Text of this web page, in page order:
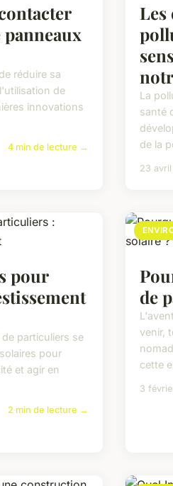
réduire sa
de
innovations
4 min de lecture →
Les
La
santé
de la
23
pour
particuliers se
pour
et agir en
2 min de lecture →
de
venir,
cette
3